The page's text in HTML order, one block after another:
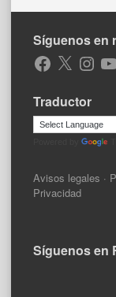
Síguenos en
Facebook
X
Traductor
Avisos legales ·
Privacidad
Síguenos en